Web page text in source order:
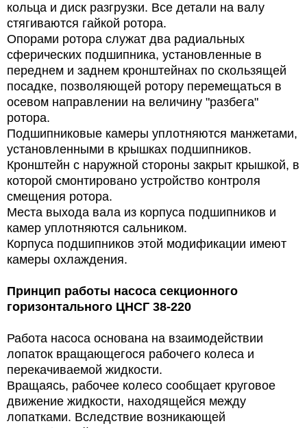
кольца и диск разгрузки. Все детали на валу
стягиваются гайкой ротора.
Опорами ротора служат два радиальных
сферических подшипника, установленные в
переднем и заднем кронштейнах по скользящей
посадке, позволяющей ротору перемещаться в
осевом направлении на величину "разбега"
ротора.
Подшипниковые камеры уплотняются манжетами,
установленными в крышках подшипников.
Кронштейн с наружной стороны закрыт крышкой, в
которой смонтировано устройство контроля
смещения ротора.
Места выхода вала из корпуса подшипников и
камер уплотняются сальником.
Корпуса подшипников этой модификации имеют
камеры охлаждения.
Принцип работы насоса секционного
горизонтального ЦНСГ 38-220
Работа насоса основана на взаимодействии
лопаток вращающегося рабочего колеса и
перекачиваемой жидкости.
Вращаясь, рабочее колесо сообщает круговое
движение жидкости, находящейся между
лопатками. Вследствие возникающей